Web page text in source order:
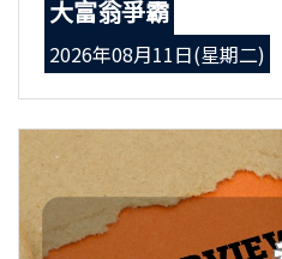
大富翁爭霸
2026年08月11日(星期二)